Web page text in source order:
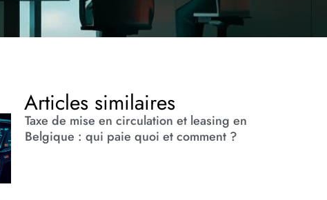
Articles similaires
Taxe de mise en circulation et leasing en
Belgique : qui paie quoi et comment ?